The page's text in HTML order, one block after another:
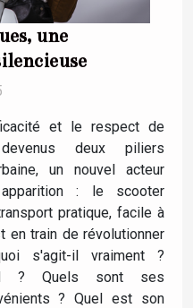
une
et le respect de
deux piliers
un nouvel acteur
: le scooter
pratique, facile à
en train de révolutionner
s'agit-il vraiment ?
t-il ? Quels sont ses
? Quel est son